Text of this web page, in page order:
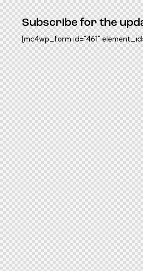
Subscribe for the
[mc4wp_form id="461"